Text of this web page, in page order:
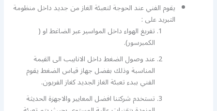
يقوم الفني عند الحوجة لتعبئة الغاز من جديد داخل منظومة
التبريد على :
تفريغ الهواء داخل المواسير عبر الضاغط او (
الكمبرسور).
عند وصول الضغط داخل الانابيب الى القيمة
المناسبة وذلك بفضل جهاز قياس الضغط يقوم
الفني ببدء تعبئة الغاز الجديد كغاز الفريون.
تستخدم شركتنا افضل المعايير والاجهزة الحديثة